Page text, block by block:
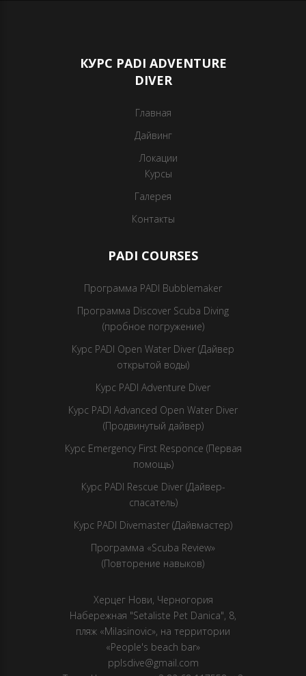
КУРС PADI ADVENTURE
DIVER
Главная
Дайвинг
Локации
Курсы
Галерея
Контакты
PADI COURSES
Программа PADI Bubblemaker
Программа Discover Scuba Diving
(пробное погружение)
Курс PADI Open Water Diver (Дайвер
открытой воды)
Курс PADI Adventure Diver
Курс PADI Advanced Open Water Diver
(Продвинутый дайвер)
Курс Emergency First Responce (Первая
помощь)
Курс PADI Rescue Diver (Дайвер-
спасатель)
Курс PADI Divemaster (Дайвмастер)
Программа «Scuba Review»
(Повторение навыков)
Херцег Нови, Черногория
Набережная "Setaliste Pet Danica", 8,
пляж «Milasinovic», на территории
«People's beach bar»
pplsdive@gmail.com